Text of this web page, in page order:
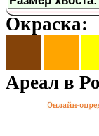
Окраска:
Ареал в